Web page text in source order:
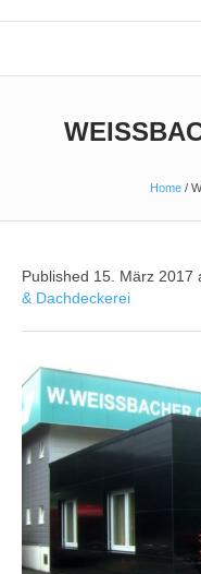
Home /
Published 15. März 2017
& Dachdeckerei